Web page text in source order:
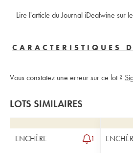
Lire l'article du Journal iDealwine sur
CARACTERISTIQUES
Vous constatez une erreur sur ce lot ?
LOTS SIMILAIRES
ENCHÈRE 1